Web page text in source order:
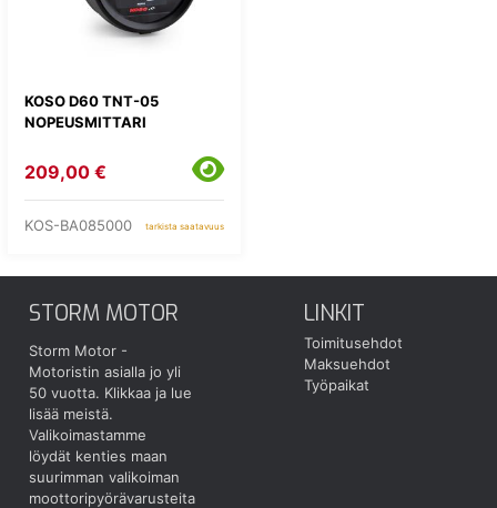
KOSO D60 TNT-05
NOPEUSMITTARI
209,00 €
KOS-BA085000 tarkista saatavuus
STORM MOTOR
Storm Motor -
Motoristin asialla jo yli
50 vuotta. Klikkaa ja lue
lisää meistä.
Valikoimastamme
löydät kenties maan
suurimman valikoiman
moottoripyörävarusteita
LINKIT
Toimitusehdot
Maksuehdot
Työpaikat